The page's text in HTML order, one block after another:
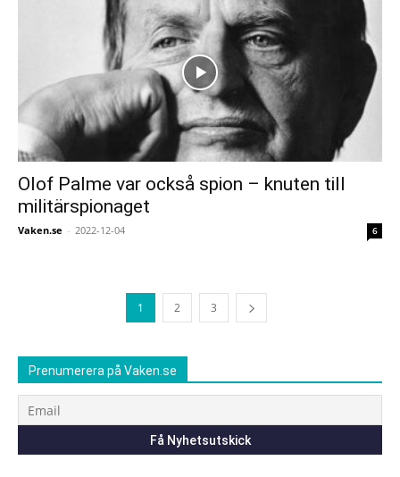
Olof Palme var också spion – knuten till
militärspionaget
Vaken.se - 2022-12-04 6
1 2 3
Prenumerera på Vaken.se